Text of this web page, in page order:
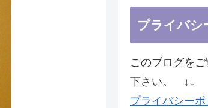
プライバシ
このブログを
下さい。 ↓↓
プライバシーポ